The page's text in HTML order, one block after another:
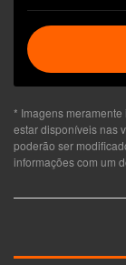
* Imagens
estar disponíveis nas
poderão ser
informações com um